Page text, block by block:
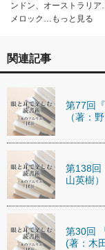
ンドン、オーストラリ
メロック…もっと見る
関連記事
第77回
（著：
第138回
山英樹）
第30回
(著：木